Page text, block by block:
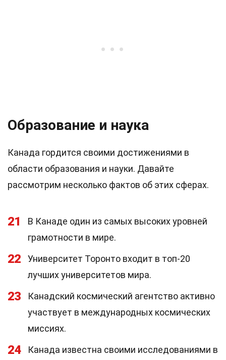
Образование и наука
Канада гордится своими достижениями в
области образования и науки. Давайте
рассмотрим несколько фактов об этих сферах.
21
В Канаде один из самых высоких уровней
грамотности в мире.
22
Университет Торонто входит в топ-20
лучших университетов мира.
23
Канадский космический агентство активно
участвует в международных космических
миссиях.
24
Канада известна своими исследованиями в